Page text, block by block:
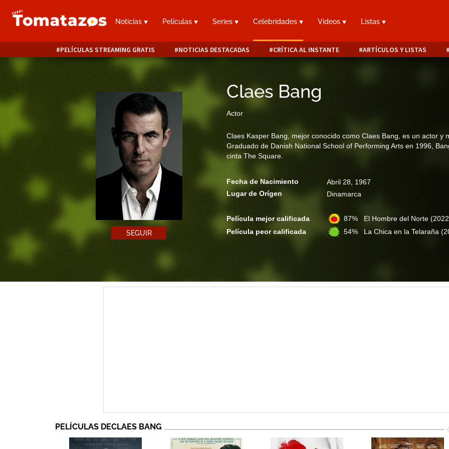
Noticias Películas Series Celebridades Videos Listas
PELÍCULAS STREAMING GRATIS NOTICIAS DESTACADAS CRÍTICA AL INSTANTE ARTÍCULOS Y LISTAS
SEGUIR
Claes Bang
Actor
Claes Kasper Bang, mejor conocido como Claes Bang, es un actor y
Graduado de Danish National School of Performing Arts en 1996,
cinta The Square.
Fecha de Nacimiento
Abril 28, 1967
Lugar de Orígen
Dinamarca
Película mejor calificada 87% El Hombre del Norte
Película peor calificada
54% La Chica en la Telaraña
PELÍCULAS DECLAES BANG